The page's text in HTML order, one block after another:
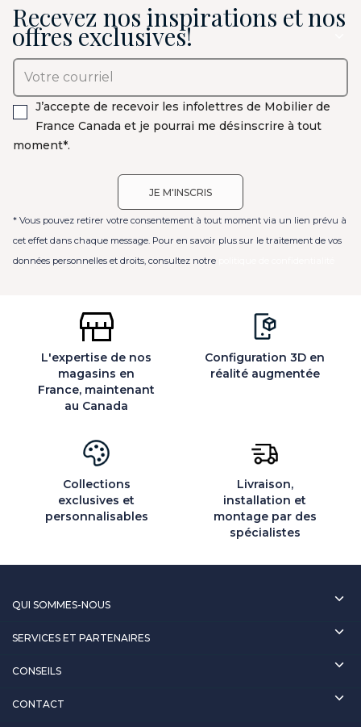
Recevez nos inspirations et nos
offres exclusives!
J’accepte de recevoir les infolettres de Mobilier de
France Canada et je pourrai me désinscrire à tout
moment*.
* Vous pouvez retirer votre consentement à tout moment via un lien prévu à
cet effet dans chaque message. Pour en savoir plus sur le traitement de vos
données personnelles et droits, consultez notre
L'expertise de nos
magasins en
France, maintenant
au Canada
Configuration 3D en
réalité augmentée
Collections
exclusives et
personnalisables
Livraison,
installation et
montage par des
spécialistes
QUI SOMMES-NOUS
SERVICES ET PARTENAIRES
CONSEILS
CONTACT